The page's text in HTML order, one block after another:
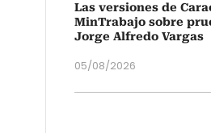
Las versiones de
MinTrabajo sobre
Jorge Alfredo Vargas
05/08/2026